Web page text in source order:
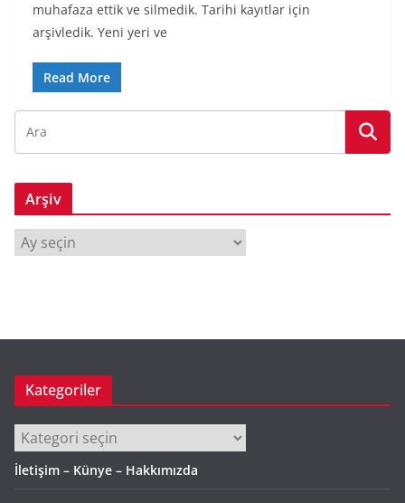
muhafaza ettik ve silmedik. Tarihi kayıtlar için
arşivledik. Yeni yeri ve
Read More
Arşiv
Kategoriler
Kategoriler
İletişim – Künye – Hakkımızda